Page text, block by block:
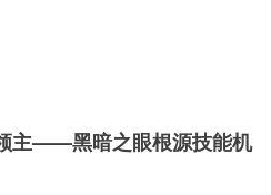
主——黑暗之眼根源技能机